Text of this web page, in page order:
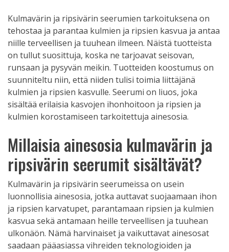
Kulmavärin ja ripsivärin seerumien tarkoituksena on
tehostaa ja parantaa kulmien ja ripsien kasvua ja antaa
niille terveellisen ja tuuhean ilmeen. Näistä tuotteista
on tullut suosittuja, koska ne tarjoavat seisovan,
runsaan ja pysyvän meikin. Tuotteiden koostumus on
suunniteltu niin, että niiden tulisi toimia liittäjänä
kulmien ja ripsien kasvulle. Seerumi on liuos, joka
sisältää erilaisia kasvojen ihonhoitoon ja ripsien ja
kulmien korostamiseen tarkoitettuja ainesosia.
Millaisia ainesosia kulmavärin ja
ripsivärin seerumit sisältävät?
Kulmavärin ja ripsivärin seerumeissa on usein
luonnollisia ainesosia, jotka auttavat suojaamaan ihon
ja ripsien karvatupet, parantamaan ripsien ja kulmien
kasvua sekä antamaan heille terveellisen ja tuuhean
ulkonäön. Nämä harvinaiset ja vaikuttavat ainesosat
saadaan pääasiassa vihreiden teknologioiden ja